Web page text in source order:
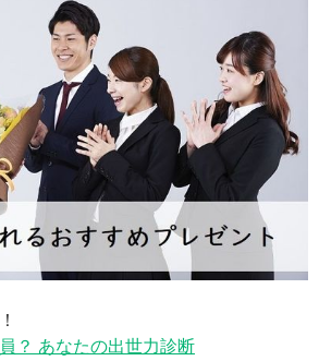
？ あなたの出世力診断